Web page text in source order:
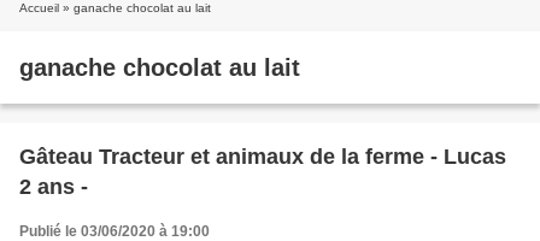
Accueil » ganache chocolat au lait
ganache chocolat au lait
Gâteau Tracteur et animaux de la ferme - Lucas
2 ans -
Publié le 03/06/2020 à 19:00